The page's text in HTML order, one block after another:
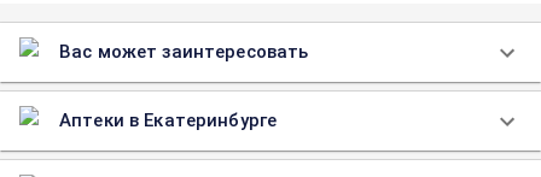
Вас может заинтересовать
Аптеки в Екатеринбурге